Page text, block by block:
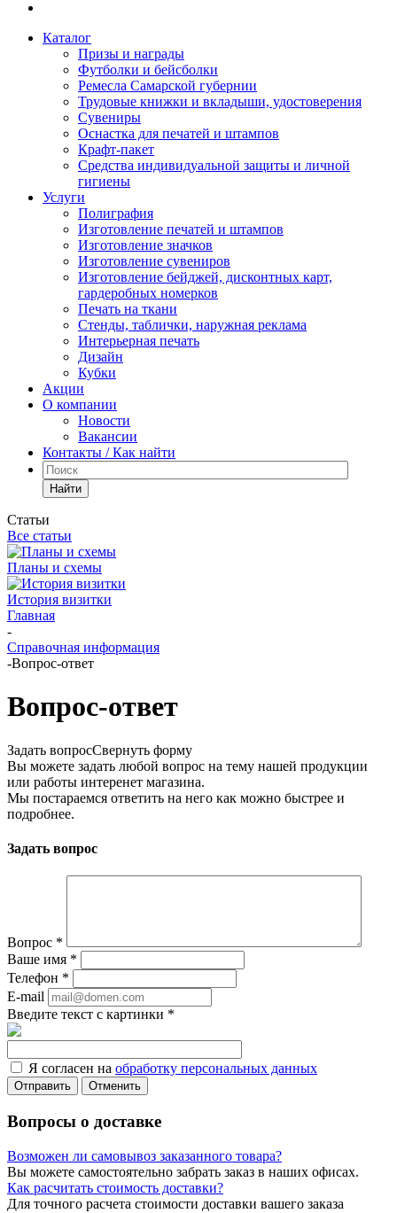
Каталог
Призы и награды
Футболки и бейсболки
Ремесла Самарской губернии
Трудовые книжки и вкладыши, удостоверения
Сувениры
Оснастка для печатей и штампов
Крафт-пакет
Средства индивидуальной защиты и личной
гигиены
Услуги
Полиграфия
Изготовление печатей и штампов
Изготовление значков
Изготовление сувениров
Изготовление бейджей, дисконтных карт,
гардеробных номерков
Печать на ткани
Стенды, таблички, наружная реклама
Интерьерная печать
Дизайн
Кубки
Акции
О компании
Новости
Вакансии
Контакты / Как найти
Найти
Статьи
Все статьи
Планы и схемы
История визитки
Главная
-
Справочная информация
-Вопрос-ответ
Вопрос-ответ
Задать вопросСвернуть форму
Вы можете задать любой вопрос на тему нашей продукции
или работы интеренет магазина.
Мы постараемся ответить на него как можно быстрее и
подробнее.
Задать вопрос
Вопрос *
Ваше имя *
Телефон *
E-mail
Введите текст с картинки *
Я согласен на обработку персональных данных
Отменить
Вопросы о доставке
Возможен ли самовывоз заказанного товара?
Вы можете самостоятельно забрать заказ в наших офисах.
Как расчитать стоимость доставки?
Для точного расчета стоимости доставки вашего заказа